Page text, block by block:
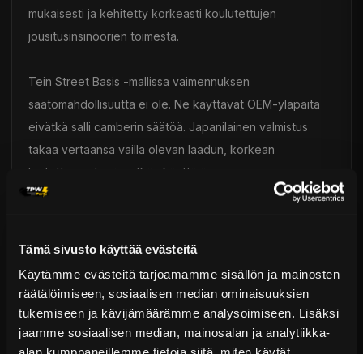
Tämä sivusto käyttää evästeitä
Käytämme evästeitä tarjoamamme sisällön ja mainosten
räätälöimiseen, sosiaalisen median ominaisuuksien
tukemiseen ja kävijämäärämme analysoimiseen. Lisäksi
jaamme sosiaalisen median, mainosalan ja analytiikka-
mukaisesti ja kehitetty korkeasti koulutettujen
jousitusinsinöörien toimesta.
Tein Street Basis -mallissa vaimennuksen
säätömahdollisuutta ei ole. Ne käyttävät OEM-yläpäitä
eivätkä salli camberin säätöä. Japanilainen valmistus
takaa vertaansa vailla olevan laadun, korkean
luotettavuuden ja pitkän käyttöiän.
Kaupan sijainnissa olevat tuotteet 1–3 arkipäivässä
Päävaraston tuotteet 7 arkipäivässä
Jälkitoimitustuotteet noin 20 arkipäivässä
Ilmainen toimitus yli 300 € tilauksiin
Tekniset kysymykset
Sähköposti: asiakaspalvelu@tpwparts.com
Puhelin:+358 449011828
TEIN - Alustasarjat